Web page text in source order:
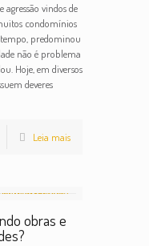
vindos de
condomínios
predominou
não é problema
Hoje, em diversos
deveres
Leia mais
obras e